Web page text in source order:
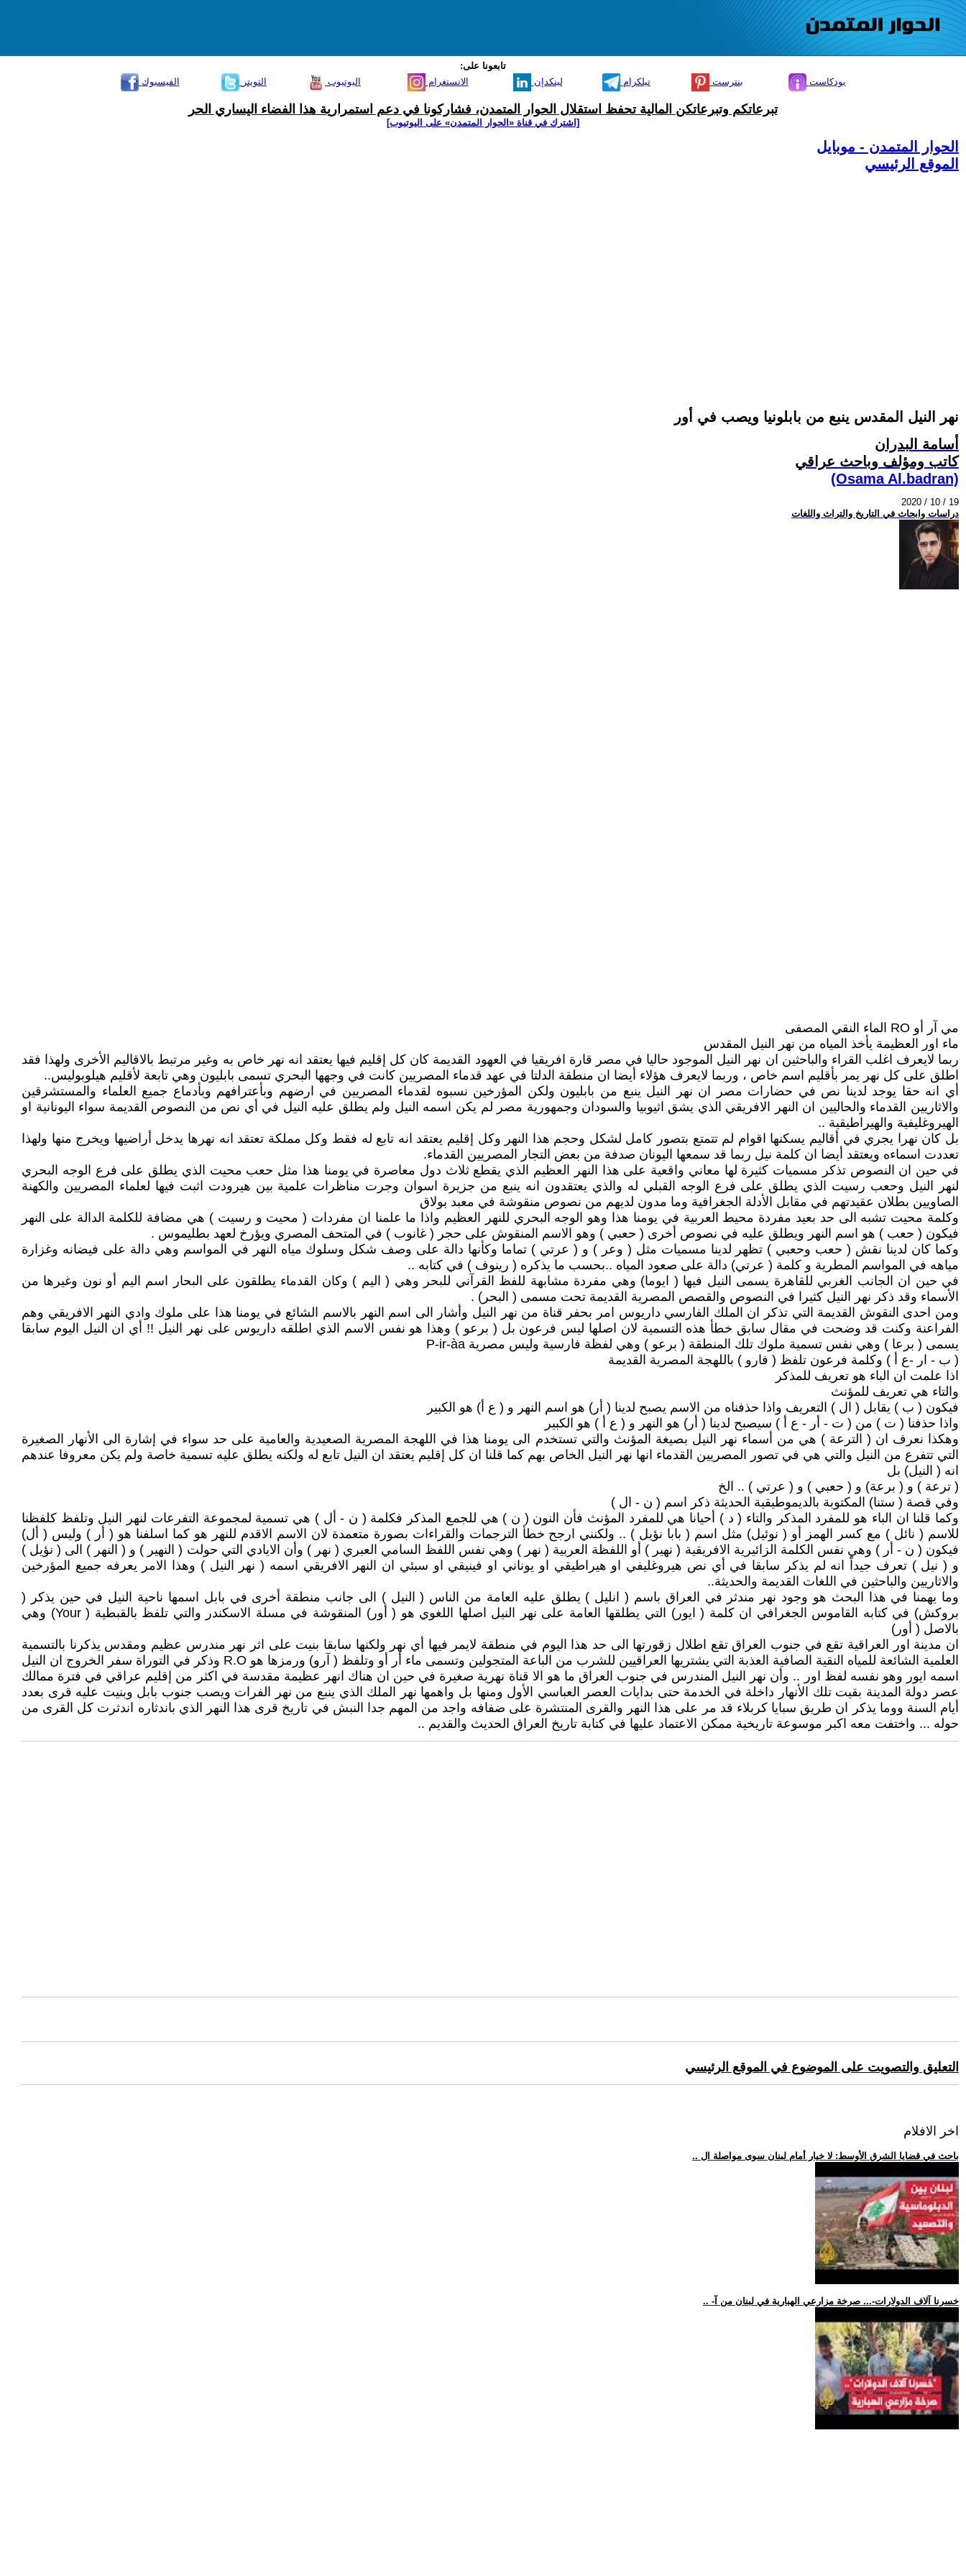
تابعونا على:
الفيسبوك
التويتر اليوتيوب الانستغرام لينكدإن تيلكرام بنترست بودكاست
تبرعاتكم وتبرعاتكن المالية تحفظ استقلال الحوار المتمدن، فشاركونا في دعم استمرارية هذا الفضاء اليساري الحر
[اشترك في قناة ‫«الحوار المتمدن» على اليوتيوب]
الحوار المتمدن - موبايل
الموقع الرئيسي
نهر النيل المقدس ينبع من بابلونيا ويصب في أور
أسامة البدران
كاتب ومؤلف وباحث عراقي
(Osama Al.badran)
2020 / 10 / 19
دراسات وابحاث في التاريخ والتراث واللغات
مي آر أو RO الماء النقي المصفى
ماء اور العظيمة يأخذ المياه من نهر النيل المقدس
ربما لايعرف اغلب القراء والباحثين ان نهر النيل الموجود حاليا في مصر قارة افريقيا في العهود القديمة كان كل إقليم فيها يعتقد انه نهر خاص به وغير مرتبط بالاقاليم الأخرى ولهذا فقد
اطلق على كل نهر يمر بأقليم اسم خاص ، وربما لايعرف هؤلاء أيضا ان منطقة الدلتا في عهد قدماء المصريين كانت في وجهها البحري تسمى بابليون وهي تابعة لأقليم هيلوبوليس..
أي انه حقا يوجد لدينا نص في حضارات مصر ان نهر النيل ينبع من بابليون ولكن المؤرخين نسبوه لقدماء المصريين في ارضهم وبأعترافهم وبأدماع جميع العلماء والمستشرقين
والاثاريين القدماء والحاليين ان النهر الافريقي الذي يشق اثيوبيا والسودان وجمهورية مصر لم يكن اسمه النيل ولم يطلق عليه النيل في أي نص من النصوص القديمة سواء اليونانية او
الهيروغليفية والهيراطيقية ..
بل كان نهرا يجري في أقاليم يسكنها اقوام لم تتمتع بتصور كامل لشكل وحجم هذا النهر وكل إقليم يعتقد انه تابع له فقط وكل مملكة تعتقد انه نهرها يدخل أراضيها ويخرج منها ولهذا
تعددت اسماءه ويعتقد أيضا ان كلمة نيل ربما قد سمعها اليونان صدفة من بعض التجار المصريين القدماء.
في حين ان النصوص تذكر مسميات كثيرة لها معاني واقعية على هذا النهر العظيم الذي يقطع ثلاث دول معاصرة في يومنا هذا مثل حعب محيت الذي يطلق على فرع الوجه البحري
لنهر النيل وحعب رسيت الذي يطلق على فرع الوجه القبلي له والذي يعتقدون انه ينبع من جزيرة اسوان وجرت مناظرات علمية بين هيرودت اثبت فيها لعلماء المصريين والكهنة
الصاويين بطلان عقيدتهم في مقابل الأدلة الجغرافية وما مدون لديهم من نصوص منقوشة في معبد بولاق
وكلمة محيت تشبه الى حد بعيد مفردة محيط العربية في يومنا هذا وهو الوجه البحري للنهر العظيم واذا ما علمنا ان مفردات ( محيت و رسيت ) هي مضافة للكلمة الدالة على النهر
فيكون ( حعب ) هو اسم النهر ويطلق عليه في نصوص أخرى ( حعبي ) وهو الاسم المنقوش على حجر ( غانوب ) في المتحف المصري ويؤرخ لعهد بطليموس .
وكما كان لدينا نقش ( حعب وحعبي ) تظهر لدينا مسميات مثل ( وعر ) و ( عرتي ) تماما وكأنها دالة على وصف شكل وسلوك مياه النهر في المواسم وهي دالة على فيضانه وغزارة
مياهه في المواسم المطرية و كلمة ( عرتي) دالة على صعود المياه ..بحسب ما يذكره ( رينوف ) في كتابه ..
في حين ان الجانب الغربي للقاهرة يسمى النيل فيها ( ايوما) وهي مفردة مشابهة للفظ القرآني للبحر وهي ( اليم ) وكان القدماء يطلقون على البحار اسم اليم أو نون وغيرها من
الأسماء وقد ذكر نهر النيل كثيرا في النصوص والقصص المصرية القديمة تحت مسمى ( البحر) .
ومن احدى النقوش القديمة التي تذكر ان الملك الفارسي داريوس امر بحفر قناة من نهر النيل وأشار الى اسم النهر بالاسم الشائع في يومنا هذا على ملوك وادي النهر الافريقي وهم
الفراعنة وكنت قد وضحت في مقال سابق خطأ هذه التسمية لان اصلها ليس فرعون بل ( برعو ) وهذا هو نفس الاسم الذي اطلقه داريوس على نهر النيل !! أي ان النيل اليوم سابقا
يسمى ( برعا ) وهي نفس تسمية ملوك تلك المنطقة ( برعو ) وهي لفظة فارسية وليس مصرية P-ir-àa
( ب - ار -ع أ ) وكلمة فرعون تلفظ ( فارو ) باللهجة المصرية القديمة
اذا علمت ان الباء هو تعريف للمذكر
والتاء هي تعريف للمؤنث
فيكون ( ب ) يقابل ( ال ) التعريف واذا حذفناه من الاسم يصبح لدينا ( أر) هو اسم النهر و ( ع أ) هو الكبير
واذا حذفنا ( ت ) من ( ت - أر - ع أ ) سيصبح لدينا ( أر) هو النهر و ( ع أ ) هو الكبير
وهكذا نعرف ان ( الترعة ) هي من أسماء نهر النيل بصيغة المؤنث والتي تستخدم الى يومنا هذا في اللهجة المصرية الصعيدية والعامية على حد سواء في إشارة الى الأنهار الصغيرة
التي تتفرع من النيل والتي هي في تصور المصريين القدماء انها نهر النيل الخاص بهم كما قلنا ان كل إقليم يعتقد ان النيل تابع له ولكنه يطلق عليه تسمية خاصة ولم يكن معروفا عندهم
انه ( النيل) بل
( ترعة ) و ( برعة) و ( حعبي ) و ( عرتي ) .. الخ
وفي قصة ( ستنا) المكتوبة بالديموطيقية الحديثة ذكر اسم ( ن - ال )
وكما قلنا ان الباء هو للمفرد المذكر والتاء ( د ) أحيانا هي للمفرد المؤنث فأن النون ( ن ) هي للجمع المذكر فكلمة ( ن - أل ) هي تسمية لمجموعة التفرعات لنهر النيل وتلفظ كلفظنا
للاسم ( نائل ) مع كسر الهمز أو ( نوئيل) مثل اسم ( بابا نؤيل ) .. ولكنني ارجح خطأ الترجمات والقراءات بصورة متعمدة لان الاسم الاقدم للنهر هو كما اسلفنا هو ( أر ) وليس ( أل)
فيكون ( ن - أر ) وهي نفس الكلمة الزائيرية الافريقية ( نهير ) أو اللفظة العربية ( نهر ) وهي نفس اللفظ السامي العبري ( نهر ) وأن الايادي التي حولت ( النهير ) و ( النهر ) الى ( نؤيل )
و ( نيل ) تعرف جيداً انه لم يذكر سابقا في أي نص هيروغليفي او هيراطيقي او يوناني او فينيقي او سبئي ان النهر الافريقي اسمه ( نهر النيل ) وهذا الامر يعرفه جميع المؤرخين
والاثاريين والباحثين في اللغات القديمة والحديثة..
وما يهمنا في هذا البحث هو وجود نهر مندثر في العراق باسم ( انليل ) يطلق عليه العامة من الناس ( النيل ) الى جانب منطقة أخرى في بابل اسمها ناحية النيل في حين يذكر (
بروكش) في كتابه القاموس الجغرافي ان كلمة ( ايور) التي يطلقها العامة على نهر النيل اصلها اللغوي هو ( أور) المنقوشة في مسلة الاسكندر والتي تلفظ بالقبطية ( Your) وهي
بالاصل ( أور)
ان مدينة اور العراقية تقع في جنوب العراق تقع اطلال زقورتها الى حد هذا اليوم في منطقة لايمر فيها أي نهر ولكنها سابقا بنيت على اثر نهر مندرس عظيم ومقدس يذكرنا بالتسمية
العلمية الشائعة للمياه النقية الصافية العذبة التي يشتريها العراقيين للشرب من الباعة المتجولين وتسمى ماء أر أو وتلفظ ( آرو) ورمزها هو R.O وذكر في التوراة سفر الخروج ان النيل
اسمه ايور وهو نفسه لفظ اور .. وأن نهر النيل المندرس في جنوب العراق ما هو الا قناة نهرية صغيرة في حين ان هناك انهر عظيمة مقدسة في اكثر من إقليم عراقي في فترة ممالك
عصر دولة المدينة بقيت تلك الأنهار داخلة في الخدمة حتى بدايات العصر العباسي الأول ومنها بل واهمها نهر الملك الذي ينبع من نهر الفرات ويصب جنوب بابل وبنيت عليه قرى بعدد
أيام السنة ووما يذكر ان طريق سبايا كربلاء قد مر على هذا النهر والقرى المنتشرة على ضفافه واجد من المهم جدا النبش في تاريخ قرى هذا النهر الذي باندثاره اندثرت كل القرى من
حوله ... واختفت معه اكبر موسوعة تاريخية ممكن الاعتماد عليها في كتابة تاريخ العراق الحديث والقديم ..
التعليق والتصويت على الموضوع في الموقع الرئيسي
اخر الافلام
.. باحث في قضايا الشرق الأوسط: لا خيار أمام لبنان سوى مواصلة ال
.. -خسرنا آلاف الدولارات-... صرخة مزارعي الهبارية في لبنان من آ